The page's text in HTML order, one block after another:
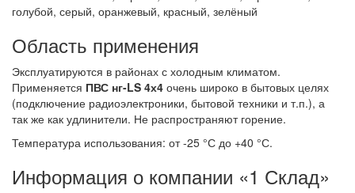
голубой, серый, оранжевый, красный, зелёный
Область применения
Эксплуатируются в районах с холодным климатом.
Применяется ПВС нг-LS 4х4 очень широко в бытовых целях
(подключение радиоэлектроники, бытовой техники и т.п.), а
так же как удлинители. Не распространяют горение.
Температура использования: от -25 °С до +40 °С.
Информация о компании «1 Склад»